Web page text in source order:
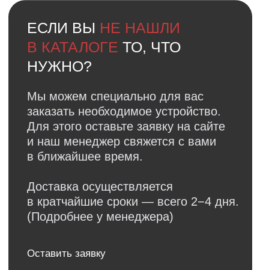
Ответы на частые вопросы